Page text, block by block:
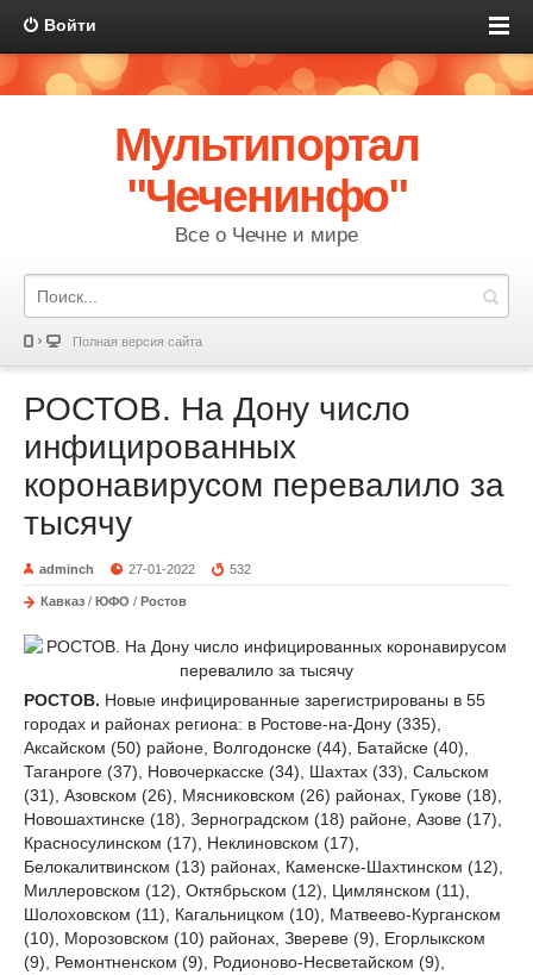
Войти
Мультипортал
"Чеченинфо"
Все о Чечне и мире
Полная версия сайта
РОСТОВ. На Дону число
инфицированных
коронавирусом перевалило за
тысячу
adminch 27-01-2022 532
Кавказ / ЮФО / Ростов
РОСТОВ. Новые инфицированные зарегистрированы в 55
городах и районах региона: в Ростове-на-Дону (335),
Аксайском (50) районе, Волгодонске (44), Батайске (40),
Таганроге (37), Новочеркасске (34), Шахтах (33), Сальском
(31), Азовском (26), Мясниковском (26) районах, Гукове (18),
Новошахтинске (18), Зерноградском (18) районе, Азове (17),
Красносулинском (17), Неклиновском (17),
Белокалитвинском (13) районах, Каменске-Шахтинском (12),
Миллеровском (12), Октябрьском (12), Цимлянском (11),
Шолоховском (11), Кагальницком (10), Матвеево-Курганском
(10), Морозовском (10) районах, Звереве (9), Егорлыкском
(9), Ремонтненском (9), Родионово-Несветайском (9),